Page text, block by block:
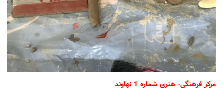
مرکز فرهنگی- هنری شماره 1 نهاوند